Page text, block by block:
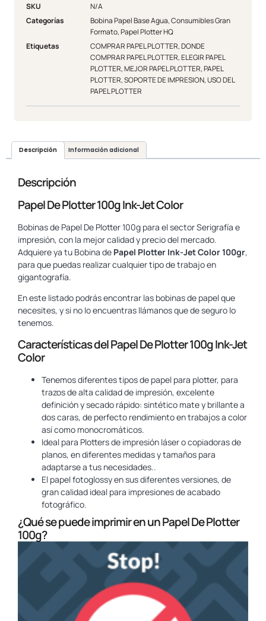
SKU
N/A
Categorías
Bobina Papel Base Agua,Consumibles Gran
Formato,Papel Plotter HQ
Etiquetas
COMPRAR PAPEL PLOTTER,DONDE
COMPRAR PAPEL PLOTTER,ELEGIR PAPEL
PLOTTER,MEJOR PAPEL PLOTTER,PAPEL
PLOTTER,SOPORTE DE IMPRESION,USO DEL
PAPEL PLOTTER
Descripción Información adicional
Descripción
Papel De Plotter 100g Ink-Jet Color
Bobinas de Papel De Plotter 100g para el sector Serigrafía e
impresión, con la mejor calidad y precio del mercado.
Adquiere ya tu Bobina de Papel Plotter Ink-Jet Color 100gr,
para que puedas realizar cualquier tipo de trabajo en
gigantografía.
En este listado podrás encontrar las bobinas de papel que
necesites, y si no lo encuentras llámanos que de seguro lo
tenemos.
Características del Papel De Plotter 100g Ink-Jet
Color
Tenemos diferentes tipos de papel para plotter, para
trazos de alta calidad de impresión, excelente
definición y secado rápido: sintético mate y brillante a
dos caras, de perfecto rendimiento en trabajos a color
así como monocromáticos.
Ideal para Plotters de impresión láser o copiadoras de
planos, en diferentes medidas y tamaños para
adaptarse a tus necesidades..
El papel fotoglossy en sus diferentes versiones, de
gran calidad ideal para impresiones de acabado
fotográfico.
¿Qué se puede imprimir en un Papel De Plotter
100g?